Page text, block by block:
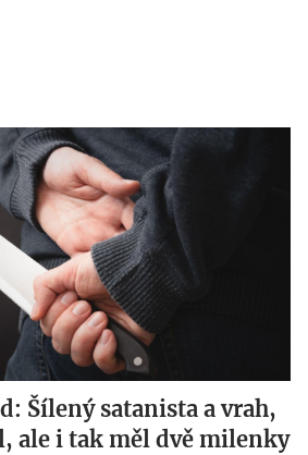
Šílený satanista a vrah,
ale i tak měl dvě milenky